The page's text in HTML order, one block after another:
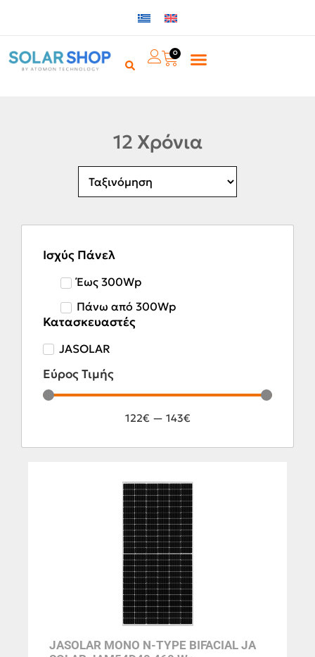
0
12 Χρόνια
Ισχύς Πάνελ
Έως 300Wp
Πάνω από 300Wp
Κατασκευαστές
JASOLAR
Εύρος Τιμής
122€ — 143€
JASOLAR MONO N-TYPE BIFACIAL JA